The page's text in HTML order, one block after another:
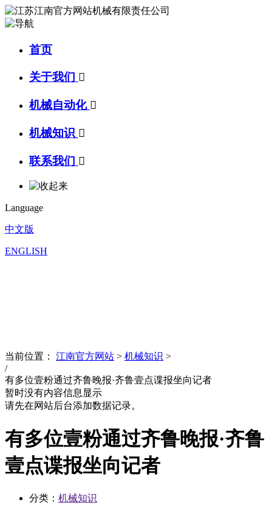
首页
关于我们 
机械自动化 
机械知识 
联系我们 
Language
中文版
ENGLISH
当前位置： 江南官方网站 > 机械知识 >
/
有多位壹粉通过齐鲁晚报·齐鲁壹点谍报坐向记者
暂时没有内容信息显示
请先在网站后台添加数据记录。
有多位壹粉通过齐鲁晚报·齐鲁
壹点谍报坐向记者
分类： 机械知识